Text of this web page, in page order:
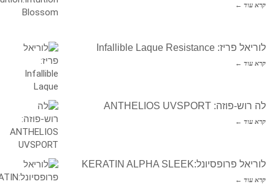
קרא עוד ←
לוריאל פריז: Infallible Laque Resistance
קרא עוד ←
לה רוש-פוזה: ANTHELIOS UVSPORT
קרא עוד ←
לוריאל פרופסיונל:KERATIN ALPHA SLEEK
קרא עוד ←